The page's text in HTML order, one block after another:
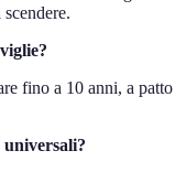
fino a 10 anni, a patto
universali?